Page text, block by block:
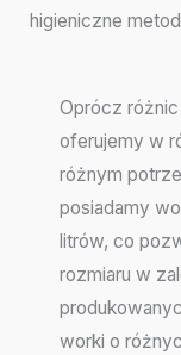
higieniczne
Oprócz różnic
oferujemy w
różnym
posiadamy
litrów, co
rozmiaru w
worki o